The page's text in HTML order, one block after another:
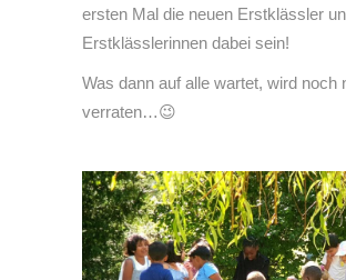
ersten Mal die neuen Erstklässler
Erstklässlerinnen dabei sein!
Was dann auf alle wartet, wird noch
verraten…😉